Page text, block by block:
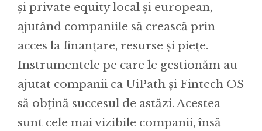
și private equity local și european,
ajutând companiile să crească prin
acces la finanțare, resurse și piețe.
Instrumentele pe care le gestionăm au
ajutat companii ca UiPath și Fintech OS
să obțină succesul de astăzi. Acestea
sunt cele mai vizibile companii, însă